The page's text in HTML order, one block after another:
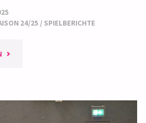
24/25 / SPIELBERICHTE
"A-
REGIONALLIGA: AUSWÄRTSSIEG